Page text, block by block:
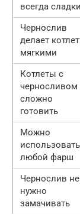
всегда
Чернослив
делает
мягкими
Котлеты с
черносливом
сложно
готовить
Можно
использовать
любой фарш
Чернослив не
нужно
замачивать